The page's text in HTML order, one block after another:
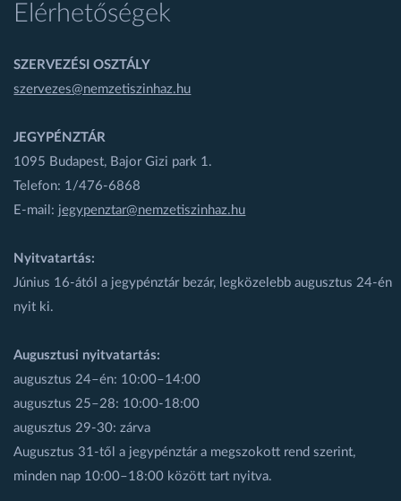
Elérhetőségek
SZERVEZÉSI OSZTÁLY
szervezes@nemzetiszinhaz.hu
JEGYPÉNZTÁR
1095 Budapest, Bajor Gizi park 1.
Telefon: 1/476-6868
E-mail: jegypenztar@nemzetiszinhaz.hu
Nyitvatartás:
Június 16-ától a jegypénztár bezár, legközelebb augusztus 24-én
nyit ki.
Augusztusi nyitvatartás:
augusztus 24–én: 10:00–14:00
augusztus 25–28: 10:00-18:00
augusztus 29-30: zárva
Augusztus 31-től a jegypénztár a megszokott rend szerint,
minden nap 10:00–18:00 között tart nyitva.